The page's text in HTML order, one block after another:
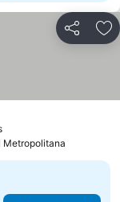
Compartir
Metropolitana